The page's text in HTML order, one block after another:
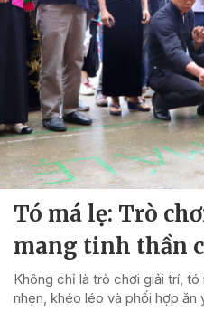
Tó má lẹ: Trò
mang tinh thần
Không chỉ là trò chơi giải trí,
nhẹn, khéo léo và phối hợp ăn